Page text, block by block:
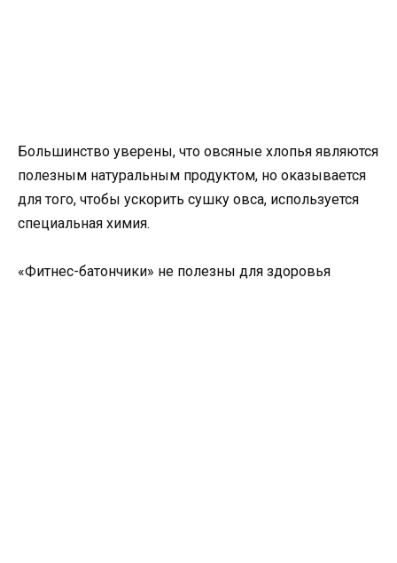
Большинство уверены, что овсяные хлопья являются
полезным натуральным продуктом, но оказывается
для того, чтобы ускорить сушку овса, используется
специальная химия.
«Фитнес-батончики» не полезны для здоровья